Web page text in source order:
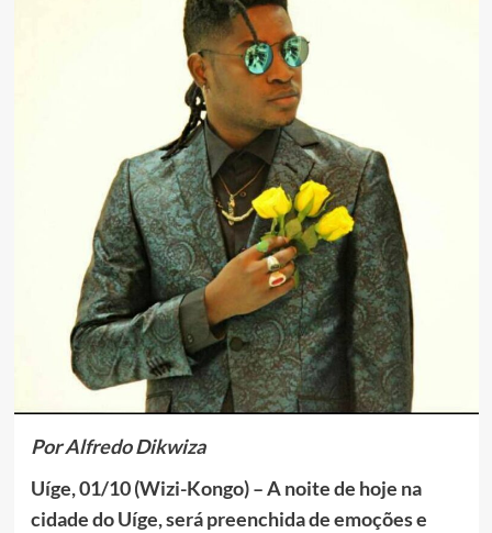
Por Alfredo Dikwiza
Uíge, 01/10 (Wizi-Kongo) – A noite de hoje na
cidade do Uíge, será preenchida de emoções e